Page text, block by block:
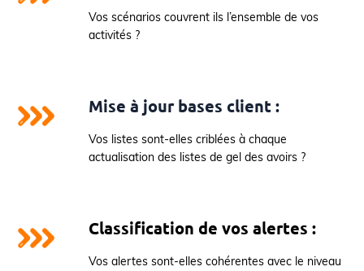
Vos scénarios couvrent ils l’ensemble de vos
activités ?
Mise à jour bases client:
Vos listes sont-elles criblées à chaque
actualisation des listes de gel des avoirs ?
Classification de vos alertes :
Vos alertes sont-elles cohérentes avec le niveau